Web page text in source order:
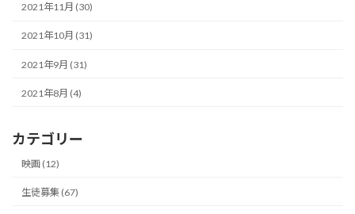
2021年11月 (30)
2021年10月 (31)
2021年9月 (31)
2021年8月 (4)
カテゴリー
映画 (12)
生徒募集 (67)